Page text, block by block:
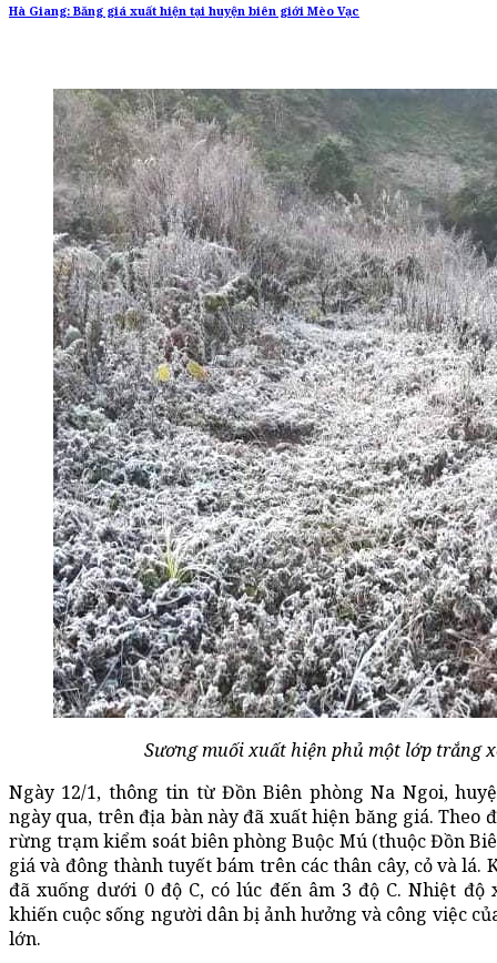
Hà Giang: Băng giá xuất hiện tại huyện biên giới Mèo Vạc
Sương muối xuất hiện phủ một lớp trắng
Ngày 12/1, thông tin từ Đồn Biên phòng Na Ngoi,
ngày qua, trên địa bàn này đã xuất hiện băng giá. Theo
rừng trạm kiểm soát biên phòng Buộc Mú (thuộc Đồn
giá và đông thành tuyết bám trên các thân cây, cỏ và
đã xuống dưới 0 độ C, có lúc đến âm 3 độ C. Nhiệt
khiến cuộc sống người dân bị ảnh hưởng và công việc
lớn.